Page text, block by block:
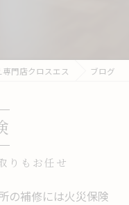
門店クロスエス ブログ
りもお任せ
の補修には火災保険